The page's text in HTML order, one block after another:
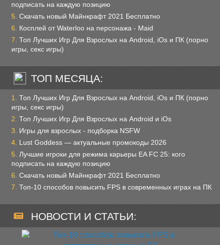
подписать на каждую позицию
Скачать новый Майнкрафт 2021 Бесплатно
Косплей от Waterloo на персонажа - Maid
Топ Лучших Игр Для Взрослых на Android, iOs и ПК (порно
игры, секс игры)
ТОП МЕСЯЦА:
Топ Лучших Игр Для Взрослых на Android, iOs и ПК (порно
игры, секс игры)
Топ Лучших Игр Для Взрослых на Android и iOs
Игры для взрослых - подборка NSFW
Lust Goddess — актуальные промокоды 2026
Лучшие игроки для режима карьеры EA FC 25: кого
подписать на каждую позицию
Скачать новый Майнкрафт 2021 Бесплатно
Топ-10 способов повысить FPS в современных играх на ПК
НОВОСТИ И СТАТЬИ: